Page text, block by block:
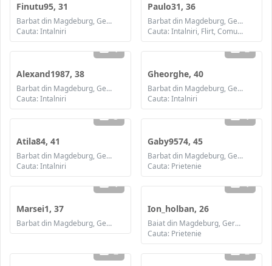
Finutu95, 31
Barbat din Magdeburg, Germania
Cauta: Intalniri
Paulo31, 36
Barbat din Magdeburg, Germania
Cauta: Intalniri, Flirt, Comunicare / chat, Prietenie
1
Alexand1987, 38
Barbat din Magdeburg, Germania
Cauta: Intalniri
2
Gheorghe, 40
Barbat din Magdeburg, Germania
Cauta: Intalniri
3
Atila84, 41
Barbat din Magdeburg, Germania
Cauta: Intalniri
1
Gaby9574, 45
Barbat din Magdeburg, Germania
Cauta: Prietenie
1
Marsei1, 37
Barbat din Magdeburg, Germania
1
Ion_holban, 26
Baiat din Magdeburg, Germania
Cauta: Prietenie
2 2